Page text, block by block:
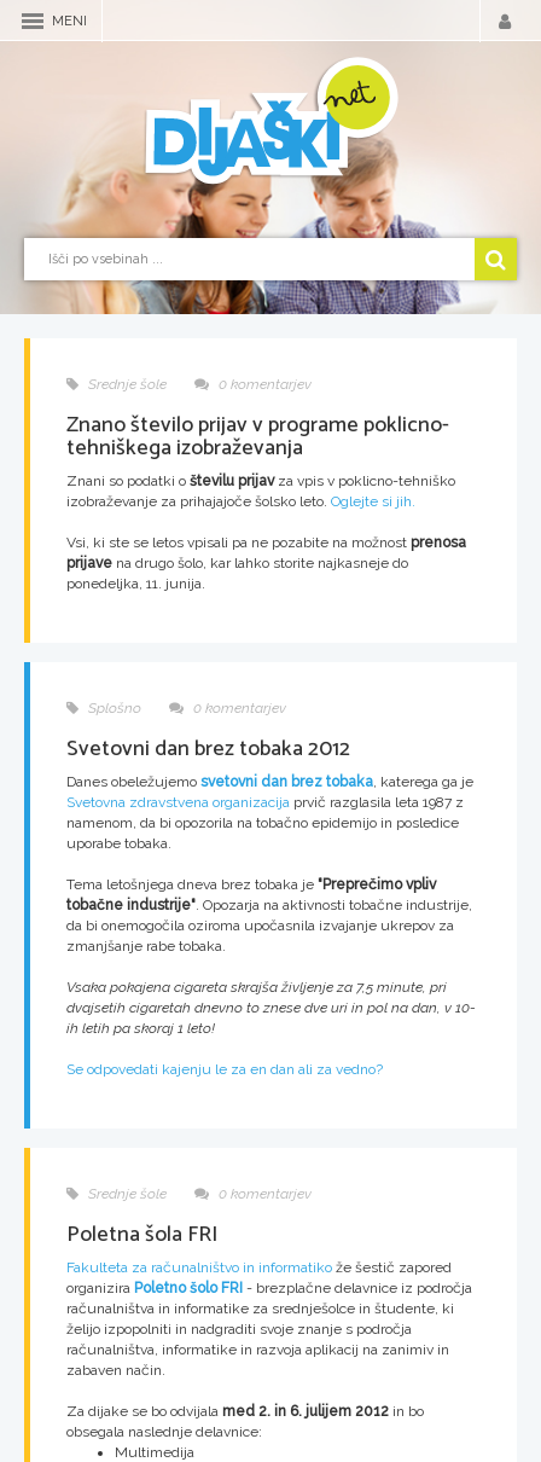
MENI
Srednje šole 0 komentarjev
Znano število prijav v programe poklicno-
tehniškega izobraževanja
Znani so podatki o številu prijavza vpis v poklicno-tehniško
izobraževanje za prihajajoče šolsko leto. Oglejte si jih.
Vsi, ki ste se letos vpisali pa ne pozabite na možnost prenosa
prijave na drugo šolo, kar lahko storite najkasneje do
ponedeljka, 11. junija.
Splošno 0 komentarjev
Svetovni dan brez tobaka 2012
Danes obeležujemo svetovni dan brez tobaka, katerega ga je
Svetovna zdravstvena organizacija prvič razglasila leta 1987 z
namenom, da bi opozorila na tobačno epidemijo in posledice
uporabe tobaka.
Tema letošnjega dneva brez tobaka je "Preprečimo vpliv
tobačne industrije". Opozarja na aktivnosti tobačne industrije,
da bi onemogočila oziroma upočasnila izvajanje ukrepov za
zmanjšanje rabe tobaka.
Vsaka pokajena cigareta skrajša življenje za 7,5 minute, pri
dvajsetih cigaretah dnevno to znese dve uri in pol na dan, v 10-
ih letih pa skoraj 1 leto!
Se odpovedati kajenju le za en dan ali za vedno?
Srednje šole 0 komentarjev
Poletna šola FRI
Fakulteta za računalništvo in informatiko že šestič zapored
organizira Poletno šolo FRI - brezplačne delavnice iz področja
računalništva in informatike za srednješolce in študente, ki
želijo izpopolniti in nadgraditi svoje znanje s področja
računalništva, informatike in razvoja aplikacij na zanimiv in
zabaven način.
Za dijake se bo odvijala med 2. in 6. julijem 2012 in bo
obsegala naslednje delavnice:
Multimedija